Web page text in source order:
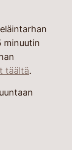
minuutin
täältä.